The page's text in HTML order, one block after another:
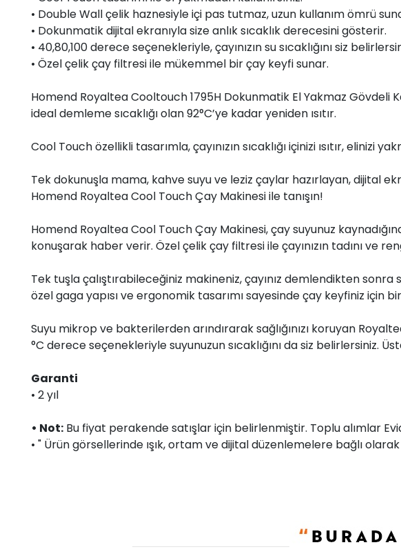
• Double Wall çelik haznesiyle içi pas tutmaz, uzun kullanım ömrü
• Dokunmatik dijital ekranıyla size anlık sıcaklık derecesini gösterir.
• 40,80,100 derece seçenekleriyle, çayınızın su sıcaklığını siz
• Özel çelik çay filtresi ile mükemmel bir çay keyfi sunar.
Homend Royaltea Cooltouch 1795H Dokunmatik El Yakmaz Gövdeli
ideal demleme sıcaklığı olan 92°C’ye kadar yeniden ısıtır.
Cool Touch özellikli tasarımla, çayınızın sıcaklığı içinizi ısıtır, elinizi
Tek dokunuşla mama, kahve suyu ve leziz çaylar hazırlayan, dijital
Homend Royaltea Cool Touch Çay Makinesi ile tanışın!
Homend Royaltea Cool Touch Çay Makinesi, çay suyunuz
konuşarak haber verir. Özel çelik çay filtresi ile çayınızın tadını ve
Tek tuşla çalıştırabileceğiniz makineniz, çayınız demlendikten sonra
özel gaga yapısı ve ergonomik tasarımı sayesinde çay keyfiniz için
Suyu mikrop ve bakterilerden arındırarak sağlığınızı koruyan
°C derece seçenekleriyle suyunuzun sıcaklığını da siz belirlersiniz.
Garanti
• 2 yıl
• Not: Bu fiyat perakende satışlar için belirlenmiştir. Toplu alımlar
• " Ürün görsellerinde ışık, ortam ve dijital düzenlemelere bağlı